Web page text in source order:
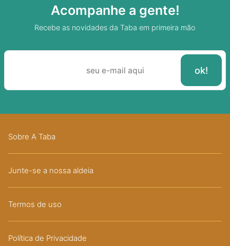
Acompanhe a gente!
Recebe as novidades da Taba em primeira mão
Sobre A Taba
Junte-se a nossa aldeia
Termos de uso
Política de Privacidade